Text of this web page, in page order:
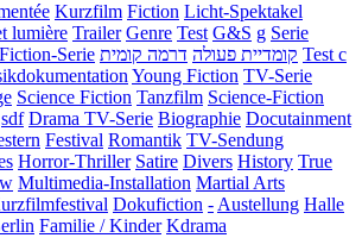
Kurzfilm Fiction Licht-Spektakel
lumière Trailer Genre Test G&S g Serie
Serie קומדיית פעולה דרמה קומית
Test c
Young Fiction TV-Serie
Science Fiction Tanzfilm Science-Fiction
sdf Drama TV-Serie Biographie Docutainment
Festival Romantik TV-Sendung
Horror-Thriller Satire Divers History True
Multimedia-Installation Martial Arts
Dokufiction -Austellung Halle
Familie / Kinder Kdrama